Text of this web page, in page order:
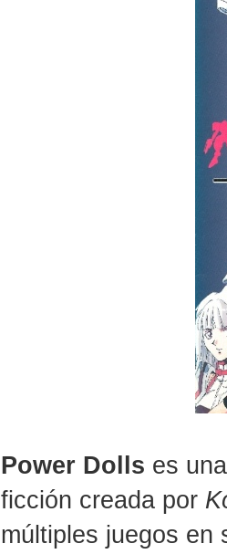
Power Dolls es
ficción creada por
múltiples juegos